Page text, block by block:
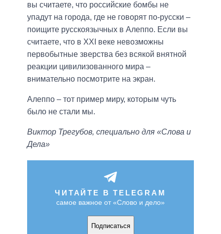
вы считаете, что российские бомбы не
упадут на города, где не говорят по-русски –
поищите русскоязычных в Алеппо. Если вы
считаете, что в ХХІ веке невозможны
первобытные зверства без всякой внятной
реакции цивилизованного мира –
внимательно посмотрите на экран.
Алеппо – тот пример миру, которым чуть
было не стали мы.
Виктор Трегубов, специально для «Слова и
Дела»
ЧИТАЙТЕ В TELEGRAM
самое важное от «Слово и дело»
Подписаться